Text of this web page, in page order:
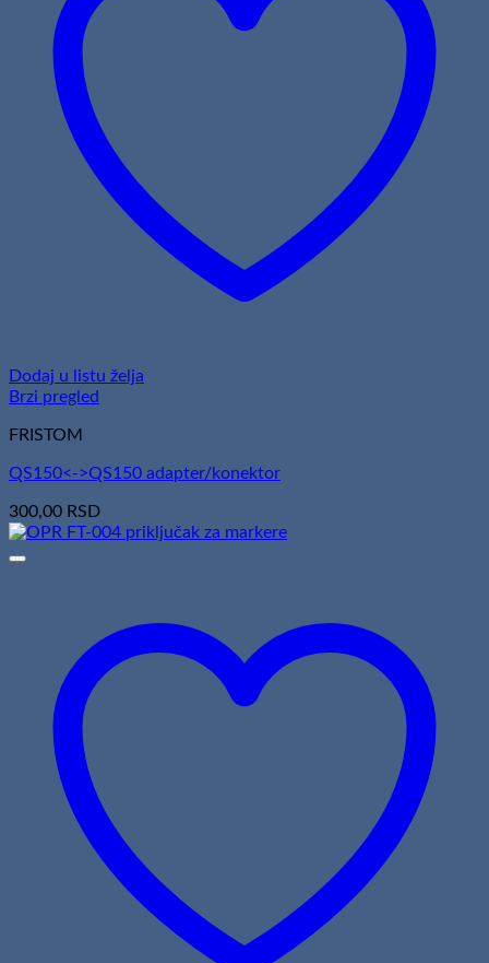
Dodaj u listu želja
Brzi pregled
FRISTOM
QS150<->QS150 adapter/konektor
300,00 RSD